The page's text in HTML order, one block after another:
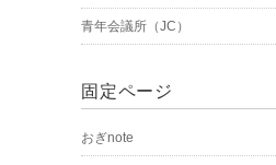
青年会議所（JC）
固定ページ
おぎnote